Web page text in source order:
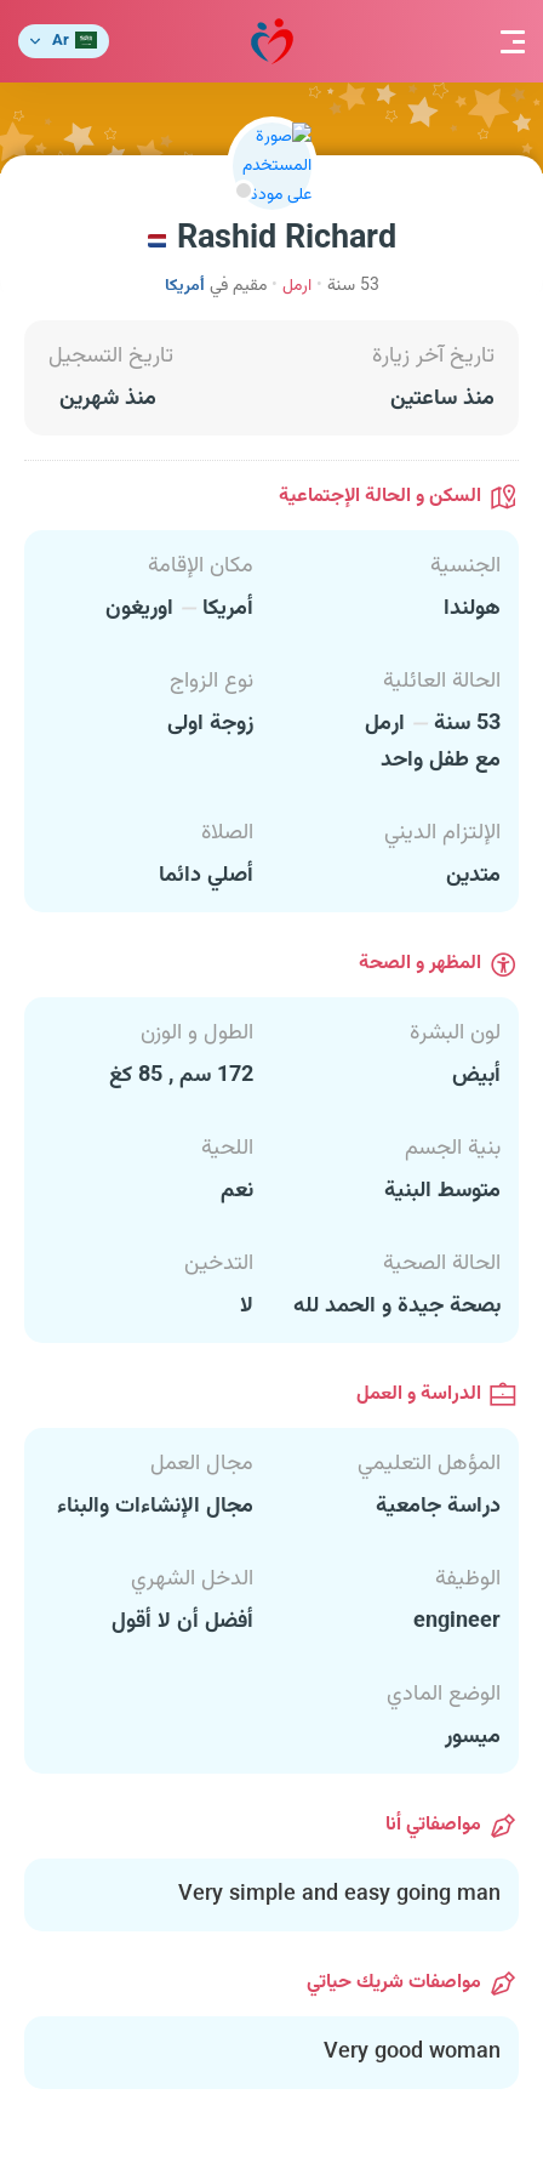
Ar
Rashid Richard
53 سنة ارمل مقيم في أمريكا
تاريخ آخر زيارة
منذ ساعتين
تاريخ التسجيل
منذ شهرين
السكن و الحالة الإجتماعية
الجنسية
هولندا
مكان الإقامة
أمريكا
اوريغون
الحالة العائلية
53 سنة
ارمل
مع طفل واحد
نوع الزواج
زوجة اولى
الإلتزام الديني
متدين
الصلاة
أصلي دائما
المظهر و الصحة
لون البشرة
أبيض
الطول و الوزن
172 سم , 85 كغ
بنية الجسم
متوسط البنية
اللحية
نعم
الحالة الصحية
بصحة جيدة و الحمد لله
التدخين
لا
الدراسة و العمل
المؤهل التعليمي
دراسة جامعية
مجال العمل
مجال الإنشاءات والبناء
الوظيفة
engineer
الدخل الشهري
أفضل أن لا أقول
الوضع المادي
ميسور
مواصفاتي أنا
Very simple and easy going man
مواصفات شريك حياتي
Very good woman